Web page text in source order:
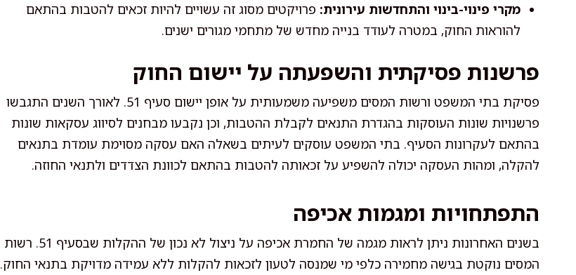
מקרי פינוי-בינוי והתחדשות עירונית: פרויקטים מסוג זה עשויים להיות זכאים להטבות בהתאם
להוראות החוק, במטרה לעודד בנייה מחדש של מתחמי מגורים ישנים.
פרשנות פסיקתית והשפעתה על יישום החוק
פסיקת בתי המשפט ורשות המסים משפיעה משמעותית על אופן יישום סעיף 51. לאורך השנים התגבשו
פרשנויות שונות העוסקות בהגדרת התנאים לקבלת ההטבות, וכן נקבעו מבחנים לסיווג עסקאות שונות
בהתאם לעקרונות הסעיף. בתי המשפט עוסקים לעיתים בשאלה האם עסקה מסוימת עומדת בתנאים
להקלה, ומהות העסקה יכולה להשפיע על זכאותה להטבות בהתאם לכוונת הצדדים ולתנאי החוזה.
התפתחויות ומגמות אכיפה
בשנים האחרונות ניתן לראות מגמה של החמרת אכיפה על ניצול לא נכון של ההקלות שבסעיף 51. רשות
המסים נוקטת בגישה מחמירה כלפי מי שמנסה לטעון לזכאות להקלות ללא עמידה מדויקת בתנאי החוק.